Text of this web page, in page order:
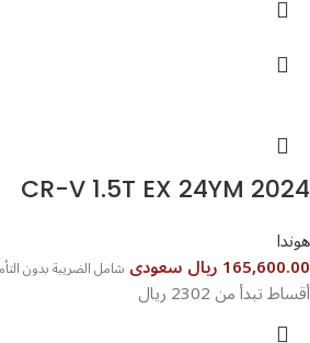
CR-V 1.5T EX 24YM 2024
هوندا
165,600.00 ريال سعودى شامل الضريبة بدون
أقساط تبدأ من 2302 ريال